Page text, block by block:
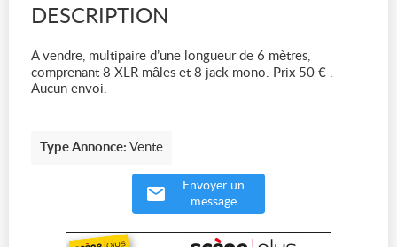
DESCRIPTION
A vendre, multipaire d’une longueur de 6 mètres,
comprenant 8 XLR mâles et 8 jack mono. Prix 50 € .
Aucun envoi.
Type Annonce: Vente
Envoyer un
message